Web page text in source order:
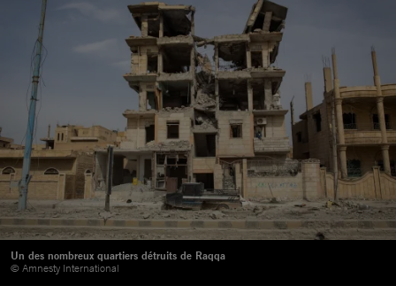
Un des nombreux quartiers détruits de Raqqa
© Amnesty International